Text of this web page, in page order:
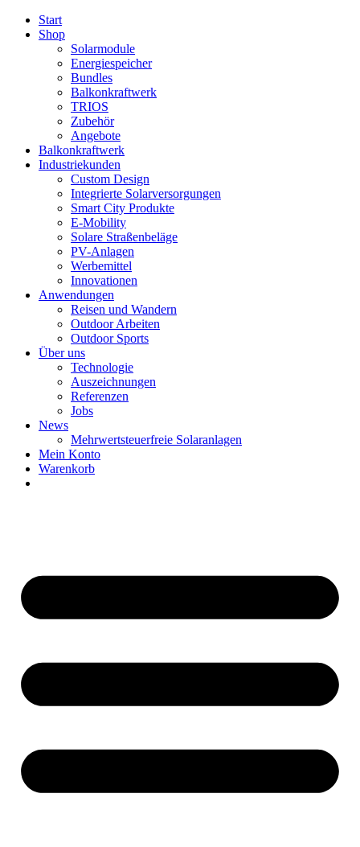
Start
Shop
Solarmodule
Energiespeicher
Bundles
Balkonkraftwerk
TRIOS
Zubehör
Angebote
Balkonkraftwerk
Industriekunden
Custom Design
Integrierte Solarversorgungen
Smart City Produkte
E-Mobility
Solare Straßenbeläge
PV-Anlagen
Werbemittel
Innovationen
Anwendungen
Reisen und Wandern
Outdoor Arbeiten
Outdoor Sports
Über uns
Technologie
Auszeichnungen
Referenzen
Jobs
News
Mehrwertsteuerfreie Solaranlagen
Mein Konto
Warenkorb